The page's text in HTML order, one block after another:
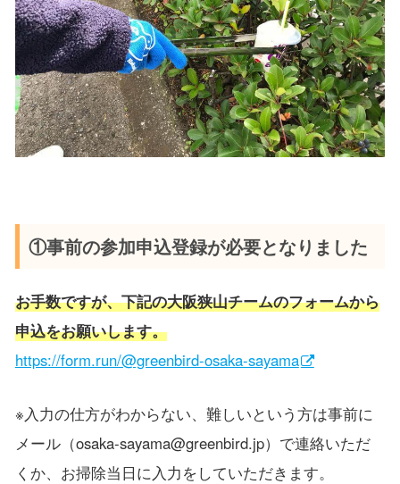
①事前の参加申込登録が必要となりました
お手数ですが、下記の大阪狭山チームのフォームから
申込をお願いします。
https://form.run/@greenbird-osaka-sayama
※入力の仕方がわからない、難しいという方は事前に
メール（osaka-sayama@greenbird.jp）で連絡いただ
くか、お掃除当日に入力をしていただきます。